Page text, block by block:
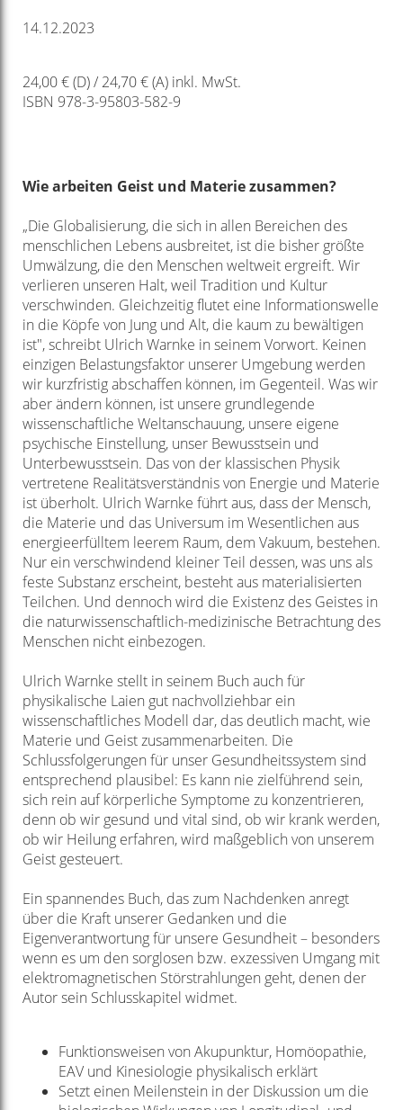
14.12.2023
24,00 € (D) / 24,70 € (A) inkl. MwSt.
ISBN 978-3-95803-582-9
Wie arbeiten Geist und Materie zusammen?
„Die Globalisierung, die sich in allen Bereichen des
menschlichen Lebens ausbreitet, ist die bisher größte
Umwälzung, die den Menschen weltweit ergreift. Wir
verlieren unseren Halt, weil Tradition und Kultur
verschwinden. Gleichzeitig flutet eine Informationswelle
in die Köpfe von Jung und Alt, die kaum zu bewältigen
ist", schreibt Ulrich Warnke in seinem Vorwort. Keinen
einzigen Belastungsfaktor unserer Umgebung werden
wir kurzfristig abschaffen können, im Gegenteil. Was wir
aber ändern können, ist unsere grundlegende
wissenschaftliche Weltanschauung, unsere eigene
psychische Einstellung, unser Bewusstsein und
Unterbewusstsein. Das von der klassischen Physik
vertretene Realitätsverständnis von Energie und Materie
ist überholt. Ulrich Warnke führt aus, dass der Mensch,
die Materie und das Universum im Wesentlichen aus
energieerfülltem leerem Raum, dem Vakuum, bestehen.
Nur ein verschwindend kleiner Teil dessen, was uns als
feste Substanz erscheint, besteht aus materialisierten
Teilchen. Und dennoch wird die Existenz des Geistes in
die naturwissenschaftlich-medizinische Betrachtung des
Menschen nicht einbezogen.
Ulrich Warnke stellt in seinem Buch auch für
physikalische Laien gut nachvollziehbar ein
wissenschaftliches Modell dar, das deutlich macht, wie
Materie und Geist zusammenarbeiten. Die
Schlussfolgerungen für unser Gesundheitssystem sind
entsprechend plausibel: Es kann nie zielführend sein,
sich rein auf körperliche Symptome zu konzentrieren,
denn ob wir gesund und vital sind, ob wir krank werden,
ob wir Heilung erfahren, wird maßgeblich von unserem
Geist gesteuert.
Ein spannendes Buch, das zum Nachdenken anregt
über die Kraft unserer Gedanken und die
Eigenverantwortung für unsere Gesundheit – besonders
wenn es um den sorglosen bzw. exzessiven Umgang mit
elektromagnetischen Störstrahlungen geht, denen der
Autor sein Schlusskapitel widmet.
Funktionsweisen von Akupunktur, Homöopathie,
EAV und Kinesiologie physikalisch erklärt
Setzt einen Meilenstein in der Diskussion um die